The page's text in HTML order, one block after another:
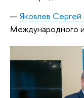
Яковлев
Международного